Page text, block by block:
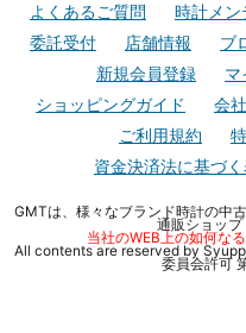
よくあるご質問
時計メン
委託受付
店舗情報 ブ
新規会員登録
マ
ショッピングガイド
会
ご利用規約
資金決済法に基づ
GMTは、様々なブランド時計の中
通販ショップ
当社のWEB上の如何な
All contents are reserved by
委員会許可